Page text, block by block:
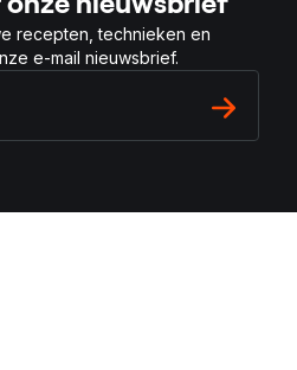
recepten, technieken en
e-mail nieuwsbrief.